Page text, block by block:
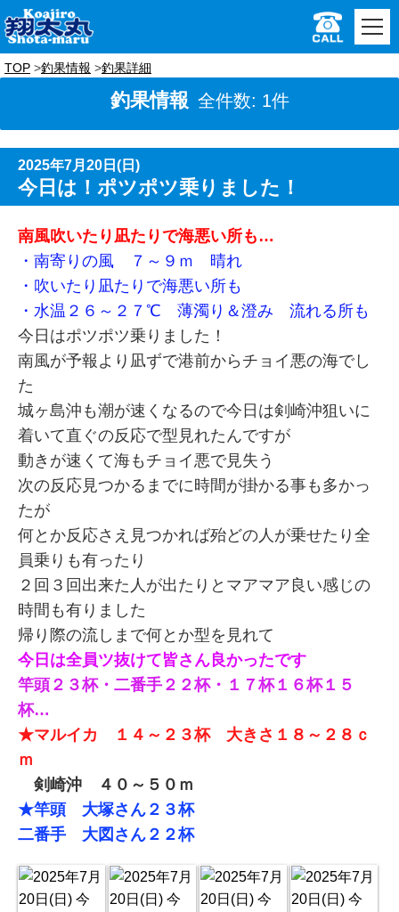
TOP 釣果情報 釣果詳細
釣果情報 全件数: 1件
2025年7月20日(日)
今日は！ポツポツ乗りました！
南風吹いたり凪たりで海悪い所も…
・南寄りの風 ７～９ｍ 晴れ
・吹いたり凪たりで海悪い所も
・水温２６～２７℃ 薄濁り＆澄み 流れる所も
今日はポツポツ乗りました！
南風が予報より凪ずで港前からチョイ悪の海でし
た
城ヶ島沖も潮が速くなるので今日は剣崎沖狙いに
着いて直ぐの反応で型見れたんですが
動きが速くて海もチョイ悪で見失う
次の反応見つかるまでに時間が掛かる事も多かっ
たが
何とか反応さえ見つかれば殆どの人が乗せたり全
員乗りも有ったり
２回３回出来た人が出たりとマアマア良い感じの
時間も有りました
帰り際の流しまで何とか型を見れて
今日は全員ツ抜けて皆さん良かったです
竿頭２３杯・二番手２２杯・１７杯１６杯１５
杯…
★マルイカ １４～２３杯 大きさ１８～２８ｃ
ｍ
剣崎沖 ４０～５０ｍ
★竿頭 大塚さん２３杯
二番手 大図さん２２杯